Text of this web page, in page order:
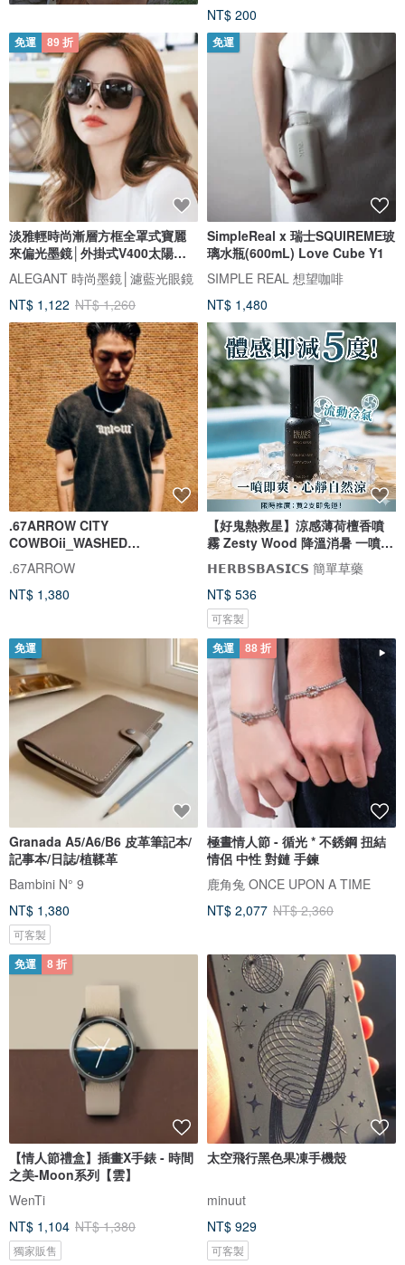
NT$ 200
免運 89 折
淡雅輕時尚漸層方框全罩式寶麗
來偏光墨鏡│外掛式V400太陽眼
鏡
ALEGANT 時尚墨鏡│濾藍光眼鏡
NT$ 1,122 NT$ 1,260
免運
SimpleReal x 瑞士SQUIREME玻
璃水瓶(600mL) Love Cube Y1
SIMPLE REAL 想望咖啡
NT$ 1,480
.67ARROW CITY
COWBOii_WASHED
TEE_BLACK 重磅水洗T 黑色 短
袖 T
.67ARROW
NT$ 1,380
【好鬼熱救星】涼感薄荷檀香噴
霧 Zesty Wood 降溫消暑 一噴即
爽
𝗛𝗘𝗥𝗕𝗦𝗕𝗔𝗦𝗜𝗖𝗦 簡單草藥
NT$ 536
可客製
免運
Granada A5/A6/B6 皮革筆記本/
記事本/日誌/植鞣革
Bambini N° 9
NT$ 1,380
可客製
免運 88 折
極晝情人節 - 循光 * 不銹鋼 扭結
情侶 中性 對鏈 手鍊
鹿角兔 ONCE UPON A TIME
NT$ 2,077 NT$ 2,360
免運 8 折
【情人節禮盒】插畫X手錶 - 時間
之美-Moon系列【雲】
WenTi
NT$ 1,104 NT$ 1,380
獨家販售
太空飛行黑色果凍手機殼
minuut
NT$ 929
可客製